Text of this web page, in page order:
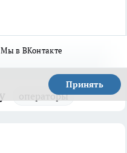
Мы в ВКонтакте
Принять
операторы